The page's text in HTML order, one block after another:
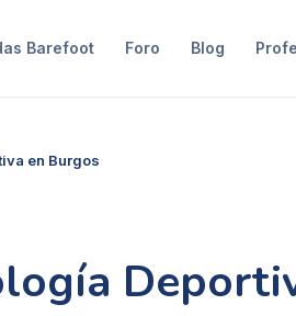
Barefoot Foro Blog
en Burgos